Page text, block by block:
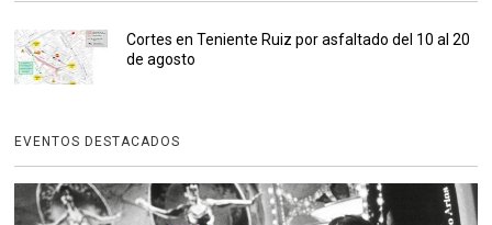
Cortes en Teniente Ruiz por asfaltado del 10 al 20
de agosto
EVENTOS DESTACADOS